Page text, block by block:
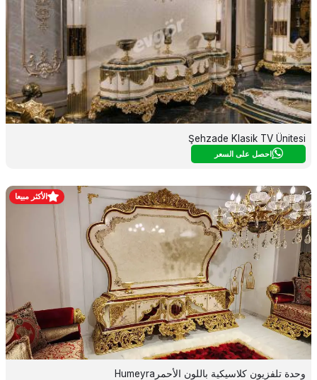
Şehzade Klasik TV Ünitesi
احصل على السعر
الأكثر مبيعا
وحدة تلفزيون كلاسيكية باللون الأحمرHumeyra